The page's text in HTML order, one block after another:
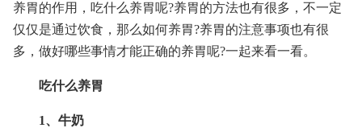
养胃的作用，吃什么养胃呢?养胃的方法也有很多，不一定
仅仅是通过饮食，那么如何养胃?养胃的注意事项也有很
多，做好哪些事情才能正确的养胃呢?一起来看一看。
吃什么养胃
1、牛奶